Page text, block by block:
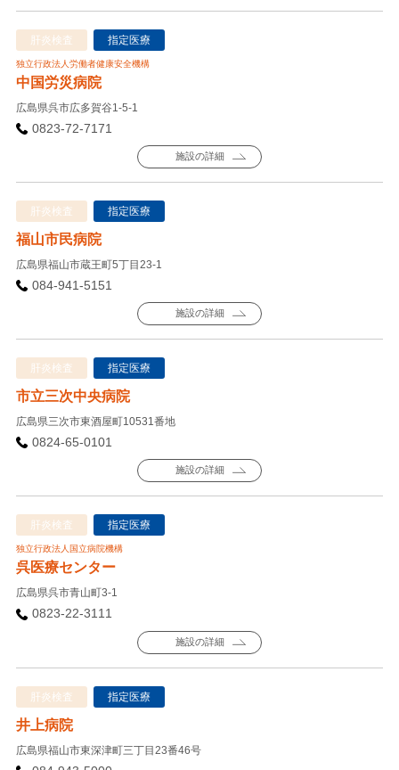
肝炎検査 指定医療
独立行政法人労働者健康安全機構
中国労災病院
広島県呉市広多賀谷1-5-1
0823-72-7171
施設の詳細
肝炎検査 指定医療
福山市民病院
広島県福山市蔵王町5丁目23-1
084-941-5151
施設の詳細
肝炎検査 指定医療
市立三次中央病院
広島県三次市東酒屋町10531番地
0824-65-0101
施設の詳細
肝炎検査 指定医療
独立行政法人国立病院機構
呉医療センター
広島県呉市青山町3-1
0823-22-3111
施設の詳細
肝炎検査 指定医療
井上病院
広島県福山市東深津町三丁目23番46号